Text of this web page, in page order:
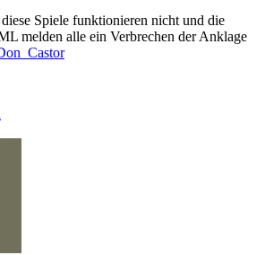
Spiele funktionieren nicht und die
melden alle ein Verbrechen der Anklage